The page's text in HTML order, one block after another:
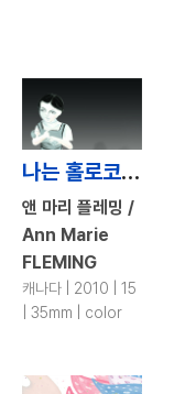
나는 홀로코스트 생존자의 아이였다 / I Was a Child of Holocaust Survivors
앤 마리 플레밍 /
Ann Marie
FLEMING
캐나다 | 2010 | 15
| 35mm | color